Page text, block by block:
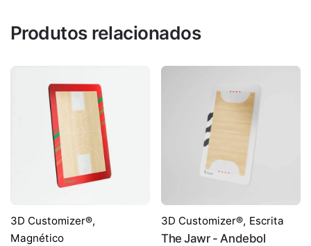
Produtos relacionados
3D Customizer®,
Magnético
3D Customizer®, Escrita
The Jawr - Andebol